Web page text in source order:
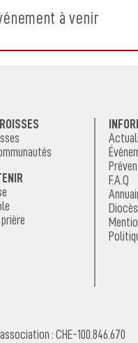
à venir
F.A.Q
: CHE-100.846.670